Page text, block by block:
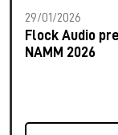
29/01/2026
Flock Audio
NAMM 2026